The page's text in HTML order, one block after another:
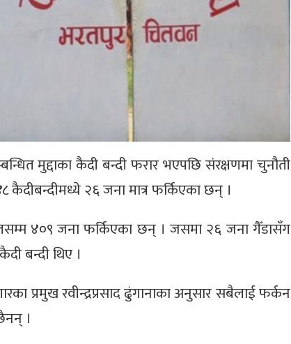
मुद्दाका कैदी बन्दी फरार भएपछि संरक्षणमा चुनौती
कैदीबन्दीमध्ये २६ जना मात्र फर्किएका छन् ।
४०९ जना फर्किएका छन् । जसमा २६ जना गैँडासँग
बन्दी थिए ।
प्रमुख रवीन्द्रप्रसाद ढुंगानाका अनुसार सबैलाई फर्कन
।